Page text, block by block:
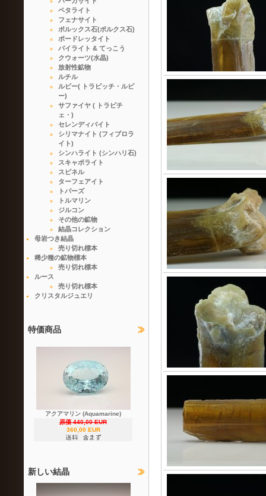
ペタライト
フェナサイト
ポルックス石(ポルクス石)
ポードレッタイト
パイライト & てっこう
クウォーツ(水晶)
放射性鉱物
ルチル
ルビー( トラピッチ・ルビ
ー)
サファイヤ ( トラピチ
ェ・)
セレンディバイト
シリマナイト (フィブロラ
イト)
シンハライト (シンハリ石)
スキャポライト
スピネル
ターフェアイト
トパーズ
トルマリン
ジルコン
その他の鉱物
結晶コレクション
母岩つき結晶
売り切れ標本
稀少種の鉱物標本
売り切れ標本
ルース
売り切れ標本
クリスタルジュエリ
特価商品
アクアマリン (Aquamarine)
原価 440,00 EUR
360,00 EUR
新しい結晶